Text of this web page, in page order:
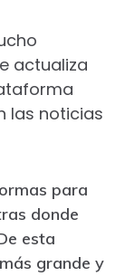
actualiza
las noticias
para
donde
esta
grande y